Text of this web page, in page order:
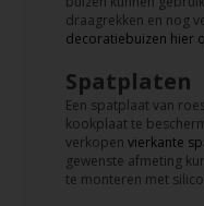
draagrekken en nog
decoratiebuizen hier
Spatplaten
Een spatplaat van
kookplaat te
verkopen vierkante
gewenste afmeting
te monteren met